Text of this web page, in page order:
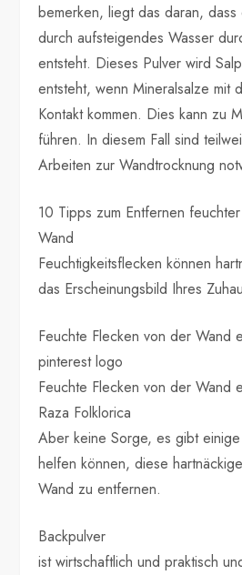
bemerken, liegt das daran,
durch aufsteigendes Wasser
entsteht. Dieses Pulver wird
entsteht, wenn Mineralsalze mit
Kontakt kommen. Dies kann zu
führen. In diesem Fall sind
Arbeiten zur Wandtrocknung
10 Tipps zum Entfernen
Wand
Feuchtigkeitsflecken können
das Erscheinungsbild Ihres
Feuchte Flecken von der Wand
pinterest logo
Feuchte Flecken von der Wand
Raza Folklorica
Aber keine Sorge, es gibt
helfen können, diese
Wand zu entfernen.
Backpulver
ist wirtschaftlich und praktisch